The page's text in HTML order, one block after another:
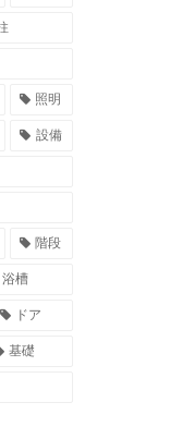
照明
設備
階段
浴槽
ドア
基礎